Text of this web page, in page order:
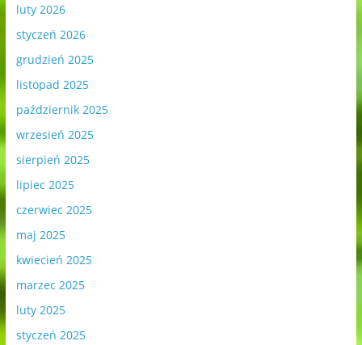
luty 2026
styczeń 2026
grudzień 2025
listopad 2025
październik 2025
wrzesień 2025
sierpień 2025
lipiec 2025
czerwiec 2025
maj 2025
kwiecień 2025
marzec 2025
luty 2025
styczeń 2025